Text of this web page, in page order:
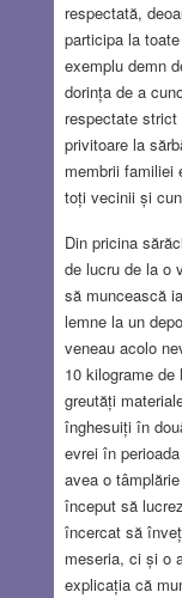
respectată,
participa la
exemplu demn
dorința de a
respectate
privitoare la
membrii familiei
toți vecinii și
Din pricina
de lucru de la o
să muncească
lemne la un
veneau acolo
10 kilograme
greutăți
înghesuiți în
evrei în
avea o
început să
încercat să
meseria, ci și o
explicația că